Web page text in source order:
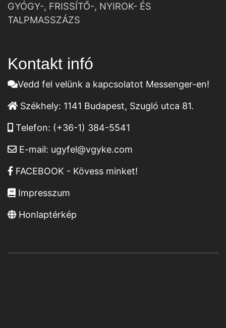
GYÓGY-, FRISSÍTŐ-, NYIROK- ÉS
TALPMASSZÁZS
Kontakt infó
Vedd fel velünk a kapcsolatot Messenger-en!
Székhely: 1141 Budapest, Szugló utca 81.
Telefon: (+36-1) 384-5541
E-mail: ugyfel@vgyke.com
FACEBOOK - Kövess minket!
Impresszum
Honlaptérkép